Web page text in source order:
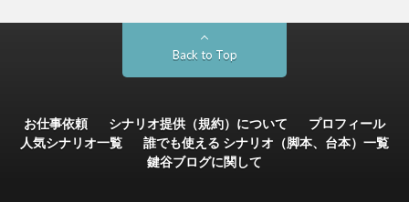
Back to Top
お仕事依頼 シナリオ提供（規約）について
プロフィール
人気シナリオ一覧
誰でも使える シナリオ（脚本、台本）一覧
鍵谷ブログに関して